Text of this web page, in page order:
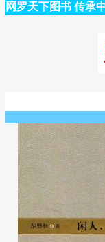
网罗天下图书 传承